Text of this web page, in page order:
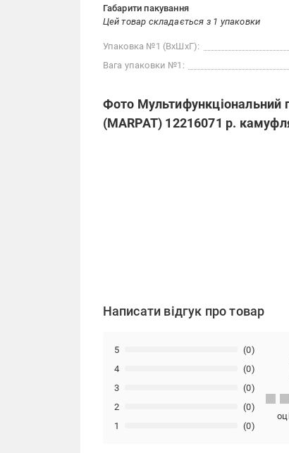
Габарити пакування
Цей товар складається з 1 упаковки
Упаковка №1 (ВхШхГ):
Вага упаковки №1:
Фото Мультифункціональний
(MARPAT) 12216071 р.
Написати відгук про товар
1 (0)
2 (0)
3 (0)
4 (0)
5 (0)